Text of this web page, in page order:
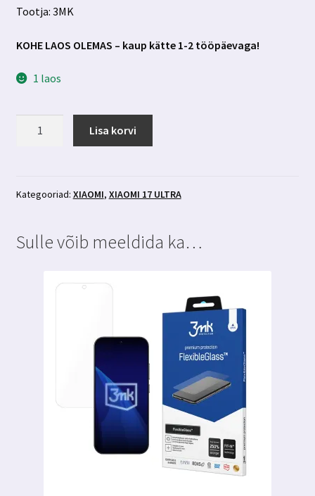
Tootja: 3MK
KOHE LAOS OLEMAS – kaup kätte 1-2 tööpäevaga!
1 laos
põrutuskindel
kogus
Lisa korvi
Kategooriad: XIAOMI, XIAOMI 17 ULTRA
Sulle võib meeldida ka…